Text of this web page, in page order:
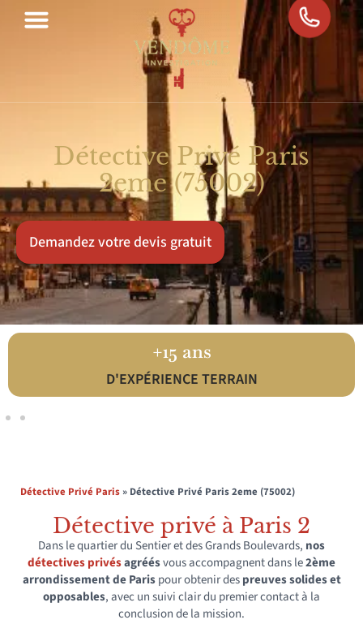
Détective Privé Paris
2eme (75002)
Demandez votre devis gratuit
100%
LÉGALITÉ & CONFORMITÉ
Détective Privé Paris » Détective Privé Paris 2eme (75002)
Détective privé à Paris 2
Dans le quartier du Sentier et des Grands Boulevards, nos
détectives privésagréésvous accompagnent dans le2ème
arrondissement de Parispour obtenir despreuves solides et
opposables, avec un suivi clair du premier contact à la
conclusion de la mission.